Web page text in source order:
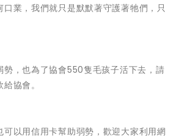
口業，我們就只是默默著守護著牠們，只
勢，也為了協會550隻毛孩子活下去，請
協會。
可以用信用卡幫助弱勢，歡迎大家利用網